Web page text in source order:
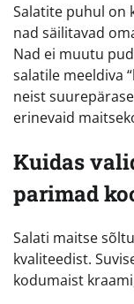
Salatite puhul on
nad säilitavad
Nad ei muutu
salatile meeldiva
neist
erinevaid
Kuidas
parimad
Salati maitse
kvaliteedist.
kodumaist